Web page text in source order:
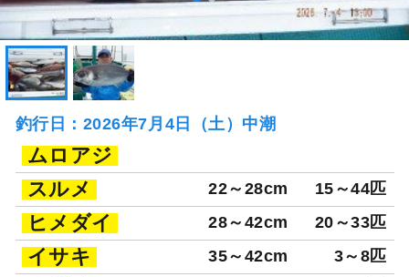
釣行日：2026年7月4日（土）中潮
ムロアジ
スルメ
22～28cm 15～44匹
ヒメダイ 28～42cm 20～33匹
イサキ 35～42cm 3～8匹